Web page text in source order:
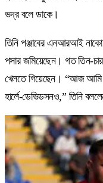
ভদ্র বলে ডাকে।
তিনি পঞ্জাবের এনআরআই
পসার জমিয়েছেন। গত তিন-
খেলতে গিয়েছেন। “আজ আমি
হার্লে-ডেভিডসনও,” তিনি